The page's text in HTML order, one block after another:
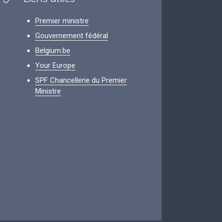
Premier ministre
Gouvernement fédéral
Belgium.be
Your Europe
SPF Chancellerie du Premier
Ministre